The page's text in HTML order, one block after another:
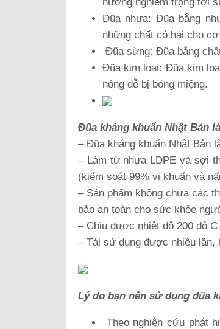
Đũa nhựa: Đũa bằng
những chất có hại cho
Đũa sừng: Đũa bằng
Đũa kim loại: Đũa kim
nóng dễ bị bỏng miệng.
Đũa kháng khuẩn Nhật Bản
– Đũa kháng khuẩn Nhật Bản
– Làm từ nhựa LDPE và sợi
(kiểm soát 99% vi khuẩn và
– Sản phẩm không chứa các
bảo an toàn cho sức khỏe
– Chịu được nhiệt độ 200 độ C.
– Tái sử dụng được nhiều lần,
Lý do bạn nên sử dụng đũa
Theo nghiên cứu phát